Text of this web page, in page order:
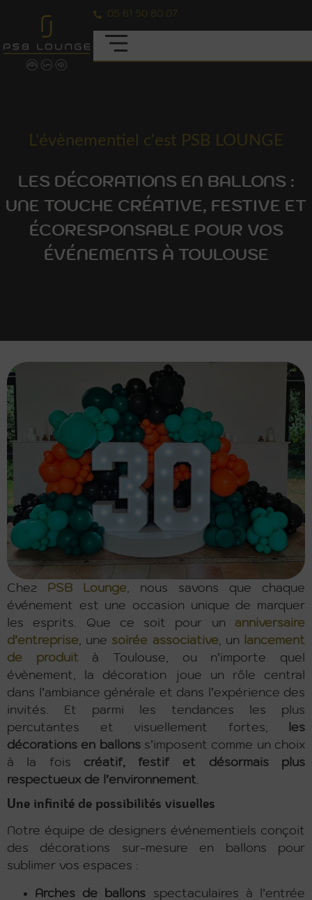
05 61 50 80 07
L'évènementiel c'est PSB LOUNGE
LES DÉCORATIONS EN BALLONS :
UNE TOUCHE CRÉATIVE, FESTIVE ET
ÉCORESPONSABLE POUR VOS
ÉVÉNEMENTS À TOULOUSE
Chez PSB Lounge , nous savons que chaque
événement est une occasion unique de marquer
les esprits. Que ce soit pour un anniversaire
d’entreprise , une soirée associative, un lancement
de produit à Toulouse, ou n’importe quel
évènement, la décoration joue un rôle central
dans l’ambiance générale et dans l’expérience des
invités. Et parmi les tendances les plus
percutantes et visuellement fortes,
les
décorations en ballonss’imposent comme un choix
à la fois créatif, festif et désormais plus
respectueux de l’environnement
Une infinité de possibilités visuelles
Notre équipe de designers événementiels conçoit
des décorations sur-mesure en ballons pour
sublimer vos espaces :
Arches de ballons spectaculaires à l’entrée